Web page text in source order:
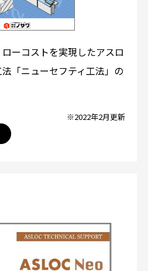
ーコストを実現したアスロ
「ニューセフティ工法」の
※2022年2月更新